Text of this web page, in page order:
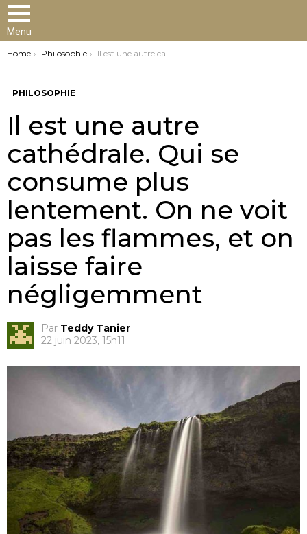
Menu
You are here:
Home Philosophie Il est une autre cathédrale. Qui se consume plus lentement. On ne voit pas les flammes, et on laisse faire négligemment
PHILOSOPHIE
Il est une autre
cathédrale. Qui se
consume plus
lentement. On ne voit
pas les flammes, et on
laisse faire
négligemment
Par Teddy Tanier
22 juin 2023, 15h11